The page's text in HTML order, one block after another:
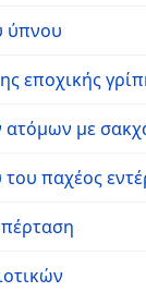
ύπνου
εποχικής
ατόμων με
παχέος